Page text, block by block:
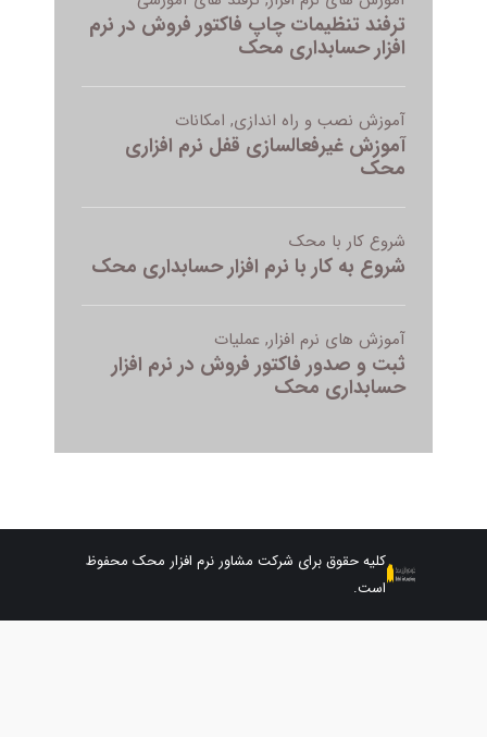
کلیه حقوق برای شرکت مشاور نرم افزار محک محفوظ
است.